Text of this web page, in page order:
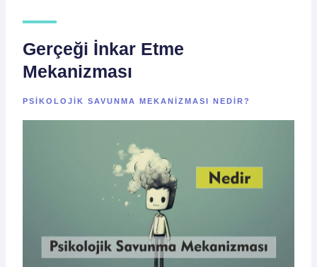
Gerçeği İnkar Etme
Mekanizması
PSIKOLOJIK SAVUNMA MEKANIZMASI NEDIR?